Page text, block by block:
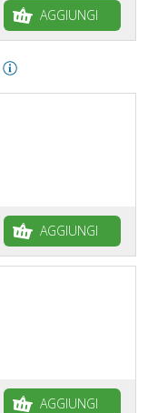
AGGIUNGI
AGGIUNGI
AGGIUNGI